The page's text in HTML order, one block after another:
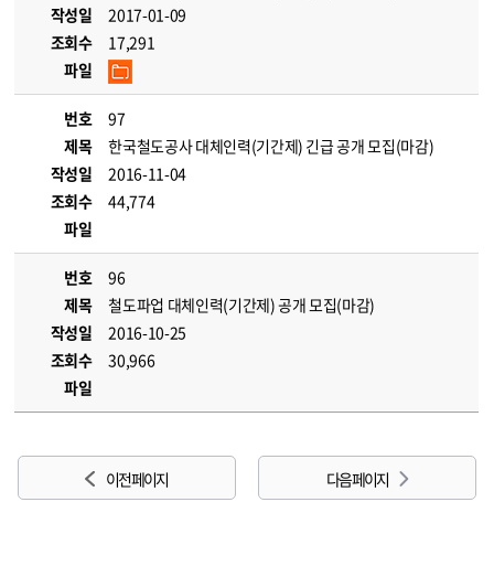
작성일
2017-01-09
조회수
17,291
파일
번호
97
제목
한국철도공사 대체인력(기간제) 긴급 공개 모집(마감)
작성일
2016-11-04
조회수
44,774
파일
번호
96
제목
철도파업 대체인력(기간제) 공개 모집(마감)
작성일
2016-10-25
조회수
30,966
파일
이전 페이지 다음 페이지